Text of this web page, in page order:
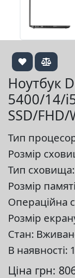
Ноутбук
5400/14/
SSD/
Тип
Розмір
Тип сховища:
Розмір
Операційна
Розмір
Стан:
В наявності: 1
Ціна грн: